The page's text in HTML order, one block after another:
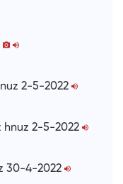
2-5-2022
hnuz 2-5-2022
30-4-2022